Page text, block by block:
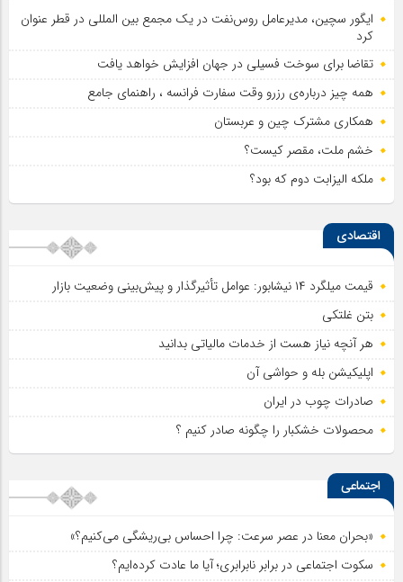
ایگور سچین، مدیرعامل روس‌نفت در یک مجمع بین المللی در قطر عنوان
کرد
تقاضا برای سوخت فسیلی در جهان افزایش خواهد یافت
همه چیز درباره‌ی رزرو وقت سفارت فرانسه ، راهنمای جامع
همکاری مشترک چین و عربستان
خشم ملت، مقصر کیست؟
ملکه الیزابت دوم که بود؟
اقتصادی
قیمت میلگرد ۱۴ نیشابور: عوامل تأثیرگذار و پیش‌بینی وضعیت بازار
بتن غلتکی
هر آنچه نیاز هست از خدمات مالیاتی بدانید
اپلیکیشن بله و حواشی آن
صادرات چوب در ایران
محصولات خشکبار را چگونه صادر کنیم ؟
اجتماعی
«بحران معنا در عصر سرعت: چرا احساس بی‌ریشگی می‌کنیم؟»
سکوت اجتماعی در برابر نابرابری؛ آیا ما عادت کرده‌ایم؟